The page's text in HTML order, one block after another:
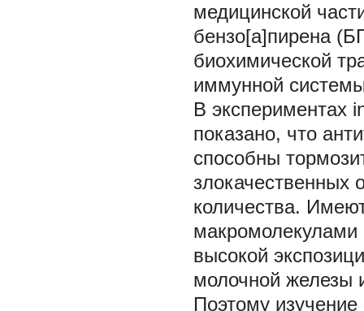
медицинской
бензо[a]пирена
биохимической
иммунной
В экспериментах
показано, что
способны
злокачественных
количества.
макромолекулами
высокой
молочной железы
Поэтому